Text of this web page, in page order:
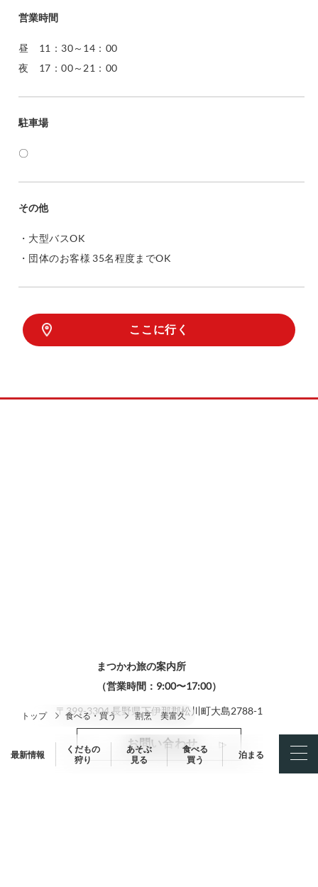
トップ 食べる・買う 割烹 美富久
最新情報
くだもの
狩り
あそぶ
見る
食べる
買う
泊まる
営業時間
昼 11：30～14：00
夜 17：00～21：00
駐車場
〇
その他
・大型バスOK
・団体のお客様 35名程度までOK
ここに行く
まつかわ旅の案内所
（営業時間：9:00〜17:00）
〒399-3304 長野県下伊那郡松川町大島2788-1
お問い合わせ